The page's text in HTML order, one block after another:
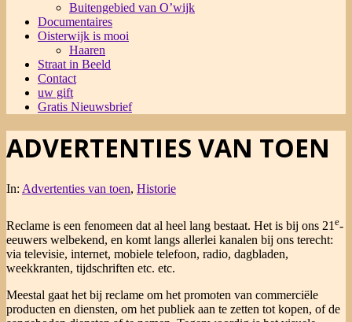
Buitengebied van O’wijk
Documentaires
Oisterwijk is mooi
Haaren
Straat in Beeld
Contact
uw gift
Gratis Nieuwsbrief
ADVERTENTIES VAN TOEN
In: Advertenties van toen, Historie
Reclame is een fenomeen dat al heel lang bestaat. Het is bij ons 21 e-
eeuwers welbekend, en komt langs allerlei kanalen bij ons terecht:
via televisie, internet, mobiele telefoon, radio, dagbladen,
weekkranten, tijdschriften etc. etc.
Meestal gaat het bij reclame om het promoten van commerciële
producten en diensten, om het publiek aan te zetten tot kopen, of de